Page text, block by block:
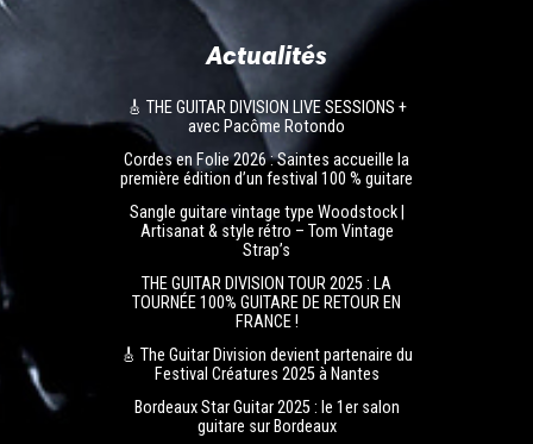
Actualités
🎸 THE GUITAR DIVISION LIVE SESSIONS +
avec Pacôme Rotondo
Cordes en Folie 2026 : Saintes accueille la
première édition d’un festival 100 % guitare
Sangle guitare vintage type Woodstock |
Artisanat & style rétro – Tom Vintage
Strap’s
THE GUITAR DIVISION TOUR 2025 : LA
TOURNÉE 100% GUITARE DE RETOUR EN
FRANCE !
🎸 The Guitar Division devient partenaire du
Festival Créatures 2025 à Nantes
Bordeaux Star Guitar 2025 : le 1er salon
guitare sur Bordeaux